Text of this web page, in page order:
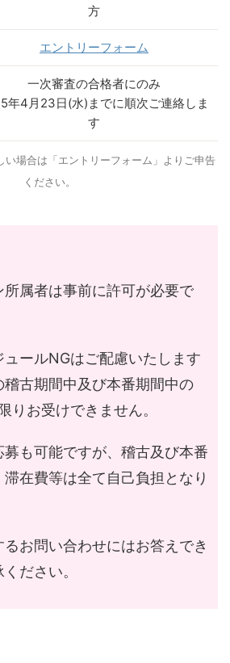
方
エントリーフォーム
一次審査の合格者にのみ
年4月23日(水)までに順次ご連絡しま
す
い場合は「エントリーフォーム」よりご申告
ください。
所属者は事前に許可が必要で
ュールNGはご配慮いたします
古期間中及び本番期間中の
りお受けできません。
募も可能ですが、稽古及び本番
在費等は全て自己負担となり
るお問い合わせにはお答えでき
ださい。